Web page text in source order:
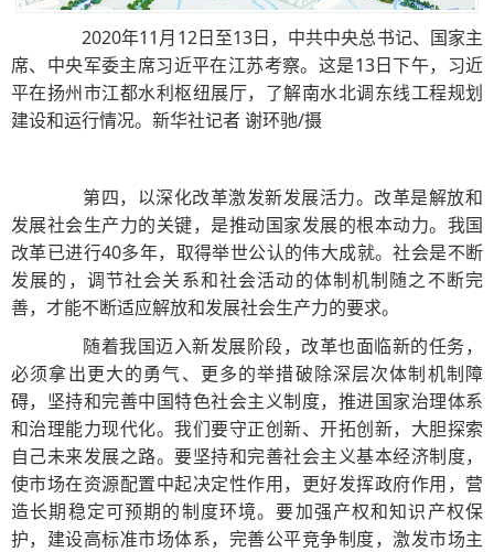
2020年11月12日至13日，中共中央总书记、国家主
席、中央军委主席习近平在江苏考察。这是13日下午，习近
平在扬州市江都水利枢纽展厅，了解南水北调东线工程规划
建设和运行情况。新华社记者 谢环驰/摄
第四，以深化改革激发新发展活力。改革是解放和
发展社会生产力的关键，是推动国家发展的根本动力。我国
改革已进行40多年，取得举世公认的伟大成就。社会是不断
发展的，调节社会关系和社会活动的体制机制随之不断完
善，才能不断适应解放和发展社会生产力的要求。
随着我国迈入新发展阶段，改革也面临新的任务，
必须拿出更大的勇气、更多的举措破除深层次体制机制障
碍，坚持和完善中国特色社会主义制度，推进国家治理体系
和治理能力现代化。我们要守正创新、开拓创新，大胆探索
自己未来发展之路。要坚持和完善社会主义基本经济制度，
使市场在资源配置中起决定性作用，更好发挥政府作用，营
造长期稳定可预期的制度环境。要加强产权和知识产权保
护，建设高标准市场体系，完善公平竞争制度，激发市场主